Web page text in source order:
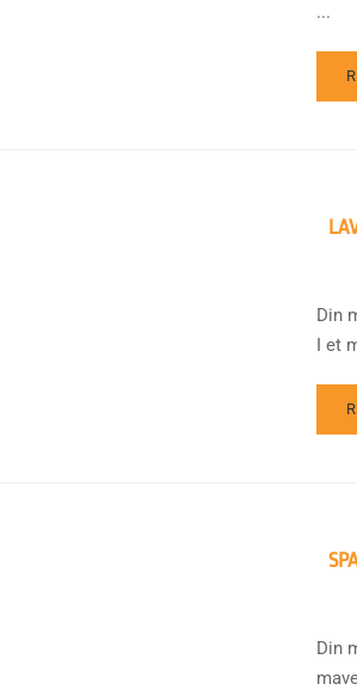
...
Din
I et
Din